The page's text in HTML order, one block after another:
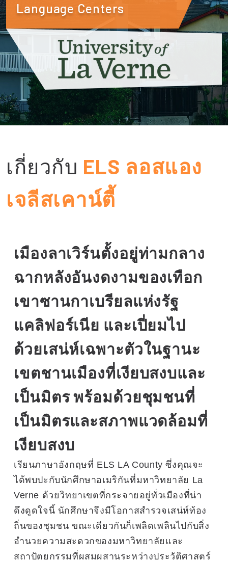
Language Centers
เกี่ยวกับ ELS ลอสแอง
เจลีสเคาน์ตี้
เมืองลาเวิร์นตั้งอยู่ท่ามกลาง
ฉากหลังอันงดงามของเทือก
เขาซานกาเบรียลแห่งรัฐ
แคลิฟอร์เนีย และเปี่ยมไป
ด้วยเสน่ห์เฉพาะตัวในฐานะ
เขตชานเมืองที่เงียบสงบและ
เป็นมิตร พร้อมด้วยชุมชนที่
เป็นมิตรและสภาพแวดล้อมที่
เงียบสงบ
เรียนภาษาอังกฤษที่ ELS LA County ซึ่งคุณจะ
ได้พบปะกับนักศึกษาอเมริกันที่มหาวิทยาลัย La
Verne ด้วยวิทยาเขตที่กระจายอยู่ทั่วเมืองที่น่า
ดึงดูดใจนี้ นักศึกษาจึงมีโอกาสสำรวจเสน่ห์ท้อง
ถิ่นของชุมชน ขณะเดียวกันก็เพลิดเพลินไปกับสิ่ง
อำนวยความสะดวกของมหาวิทยาลัยและ
สถาปัตยกรรมที่ผสมผสานระหว่างประวัติศาสตร์